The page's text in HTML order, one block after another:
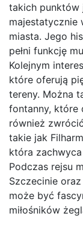
takich punktów
majestatycznie
miasta. Jego
pełni funkcję
Kolejnym
które oferują
tereny. Można
fontanny, które
również
takie jak
która
Podczas rejsu
Szczecinie
może być
miłośników